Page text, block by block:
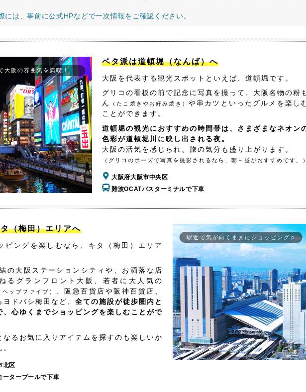
には、事前に公式HPなどで一次情報をご確認ください。
大阪の雰囲気を満喫！
ベタ派は道頓堀（なんば）へ
大阪を代表する観光スポットといえば、道頓堀です。
グリコの看板の前で記念に写真を撮って、大阪名物の粉
ん
（たこ焼きやお好み焼き） や串カツといったグルメを楽し
ことができます。
道頓堀の観光におすすめの時間帯は、さまざまなネオン
色彩が道頓堀川に映し出される夜。
大阪の活気を感じられ、旅の気分も盛り上がります。
（グリコのポーズで写真を撮影されるなら、朝～昼がおすすめです。
大阪府大阪市中央区
難波OCATバスターミナルで下車
（梅田）エリアへ
ピングを楽しむなら、キタ（梅田）エリア
の大阪ステーションシティや、お洒落な店
るグランフロント大阪、若者に大人気の
ヘップファイブ）
、阪急百貨店や阪神百貨店、
ドバシ梅田など、 全ての施設が徒歩圏内と
、心ゆくまでショッピングを楽しむことがで
なるお気に入りアイテムを探すのも楽しいか
北区
ータープールで下車
駅近で気が向くままにショッピング♫